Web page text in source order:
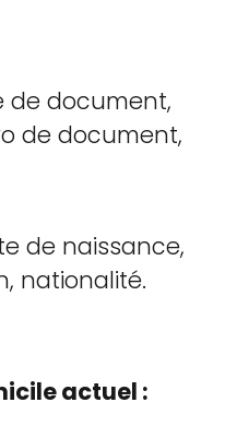
de document,
de document,
de naissance,
nationalité.
actuel :